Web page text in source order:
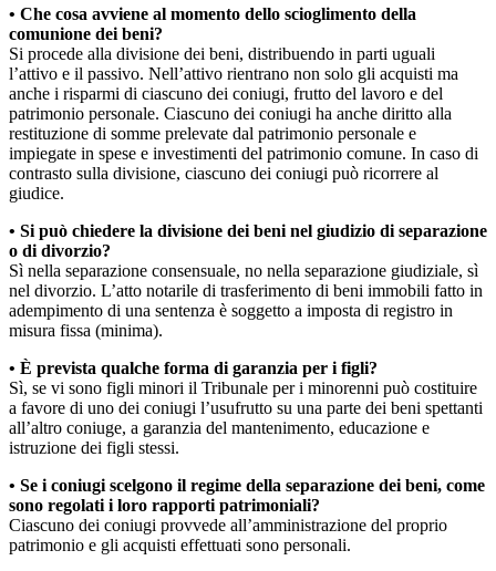
• Che cosa avviene al momento dello scioglimento della
comunione dei beni?
Si procede alla divisione dei beni, distribuendo in parti uguali
l’attivo e il passivo. Nell’attivo rientrano non solo gli acquisti ma
anche i risparmi di ciascuno dei coniugi, frutto del lavoro e del
patrimonio personale. Ciascuno dei coniugi ha anche diritto alla
restituzione di somme prelevate dal patrimonio personale e
impiegate in spese e investimenti del patrimonio comune. In caso di
contrasto sulla divisione, ciascuno dei coniugi può ricorrere al
giudice.
• Si può chiedere la divisione dei beni nel giudizio di separazione
o di divorzio?
Sì nella separazione consensuale, no nella separazione giudiziale, sì
nel divorzio. L’atto notarile di trasferimento di beni immobili fatto in
adempimento di una sentenza è soggetto a imposta di registro in
misura fissa (minima).
• È prevista qualche forma di garanzia per i figli?
Sì, se vi sono figli minori il Tribunale per i minorenni può costituire
a favore di uno dei coniugi l’usufrutto su una parte dei beni spettanti
all’altro coniuge, a garanzia del mantenimento, educazione e
istruzione dei figli stessi.
• Se i coniugi scelgono il regime della separazione dei beni, come
sono regolati i loro rapporti patrimoniali?
Ciascuno dei coniugi provvede all’amministrazione del proprio
patrimonio e gli acquisti effettuati sono personali.